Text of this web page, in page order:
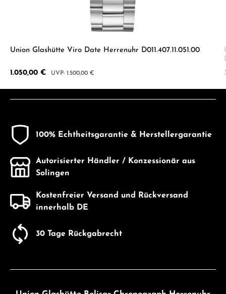
Union Glashütte Viro Date Herrenuhr D011.407.11.051.00
Verkaufspreis:
1.050,00 € Regulärer Preis:
1.500,00 €
100% Echtheitsgarantie & Herstellergarantie
Autorisierter Händler / Konzessionär aus
Solingen
Kostenfreier Versand und Rückversand
innerhalb DE
30 Tage Rückgabrecht